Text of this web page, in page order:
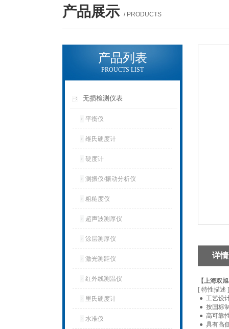
产品展示 / PRODUCTS
产品列表
PROUCTS LIST
无损检测仪表
平衡仪
维氏硬度计
硬度计
测振仪/振动分析仪
粗糙度仪
超声波测厚仪
涂层测厚仪
激光测距仪
红外线测温仪
里氏硬度计
水准仪
详
【上海双
[ 特性描述 ]
● 工艺设
● 按国标
● 高可靠
● 具有高